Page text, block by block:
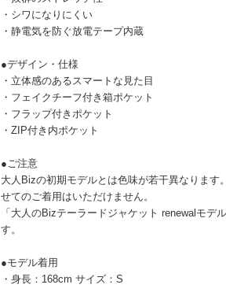
・シワになりにくい
・静電気を防ぐ放電テープ内蔵
●デザイン・仕様
・立体感のあるスマートな見た目
・フェイクチーフ付き箱ポケット
・フラップ付きポケット
・ZIP付き内ポケット
●ご注意
大人Bizの初期モデルとは色味が若干異なります
せてのご着用はいただけません。
「大人のBizテーラードジャケット renewalモデ
す。
●モデル着用
・身長：168cm サイズ：S